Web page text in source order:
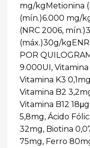
mg/kgMetionina
(mín.)6.000 mg/
(NRC 2006,
(máx.)30g/
POR
9.000UI,
Vitamina K3
Vitamina B2
Vitamina B12
5,8mg, Ácido
32mg, Biotina
75mg, Ferro